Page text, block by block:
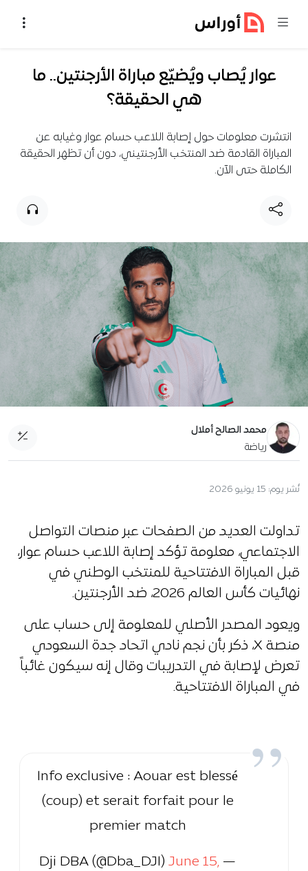
عوار يُصاب ويُضيّع مباراة الأرجنتين.. ما
هي الحقيقة؟
انتشرت معلومات حول إصابة اللاعب حسام عوار وغيابه عن
المباراة القادمة ضد المنتخب الأرجنتيني، دون أن تظهر الحقيقة
الكاملة حتى الآن.
محمد الصالح أملال
رياضة
نُشر يوم: 15 يونيو 2026
تداولت العديد من الصفحات عبر منصات التواصل
الاجتماعي، معلومة تؤكد إصابة اللاعب حسام عوار،
قبل المباراة الافتتاحية للمنتخب الوطني في
نهائيات كأس العالم 2026، ضد الأرجنتين.
ويعود المصدر الأصلي للمعلومة إلى حساب على
منصة X، ذكر بأن نجم نادي اتحاد جدة السعودي
تعرض لإصابة في التدريبات وقال إنه سيكون غائباً
في المباراة الافتتاحية.
Info exclusive : Aouar est blessé
(coup) et serait forfait pour le
premier match
— Dji DBA (@Dba_DJI)
June 15,